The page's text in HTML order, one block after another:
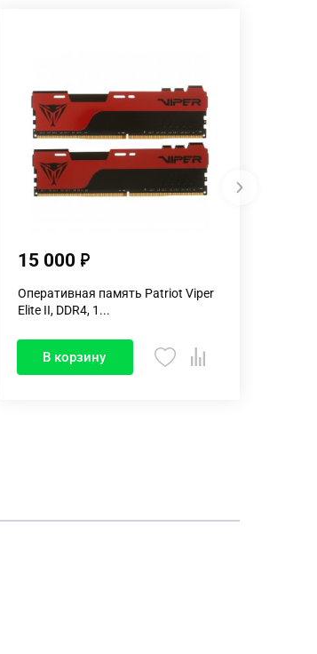
15 000
Оперативная память Patriot Viper
Elite II, DDR4, 1...
В корзину